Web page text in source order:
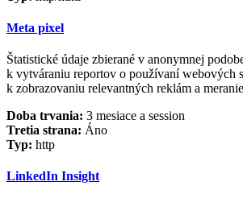
Meta pixel
Štatistické údaje zbierané v anonymnej
k vytváraniu reportov o používaní webových
k zobrazovaniu relevantných reklám a
Doba trvania: 3 mesiace a session
Tretia strana: Áno
Typ: http
LinkedIn Insight